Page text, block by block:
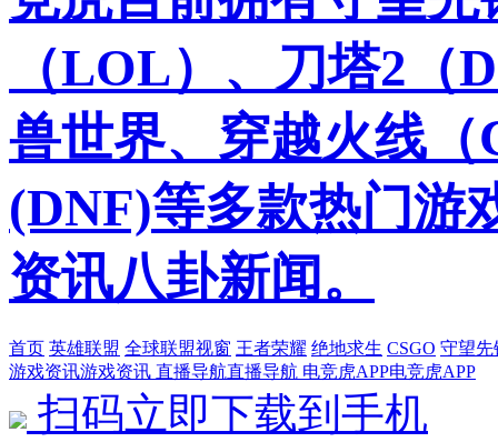
（LOL）、刀塔2（
兽世界、穿越火线
(DNF)等多款热门游
资讯八卦新闻。
首页 英雄联盟 全球联盟视窗 王者荣耀 绝地求生 CSGO 守望先
游戏资讯游戏资讯 直播导航直播导航 电竞虎APP电竞虎APP
扫码立即下载到手机